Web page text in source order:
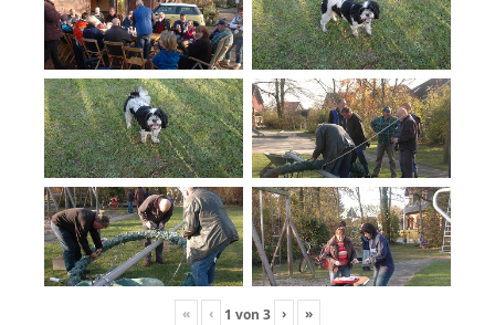
« ‹ 1 von 3 › »